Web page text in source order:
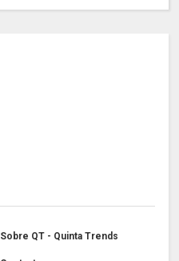
Sobre QT - Quinta Trends